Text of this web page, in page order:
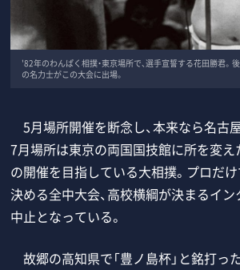
'82年のわんぱく相撲・東京場所で、選手宣誓する花田勝君。
の名力士がこの大会に出場。
5月場所開催を断念し、本来なら名古
7月場所は東京の両国国技館に所を変え
の開催を目指している大相撲。プロだけ
決める全中大会、高校横綱が決まるイ
中止となっている。
故郷の高知県で「豊ノ島杯」と銘打っ